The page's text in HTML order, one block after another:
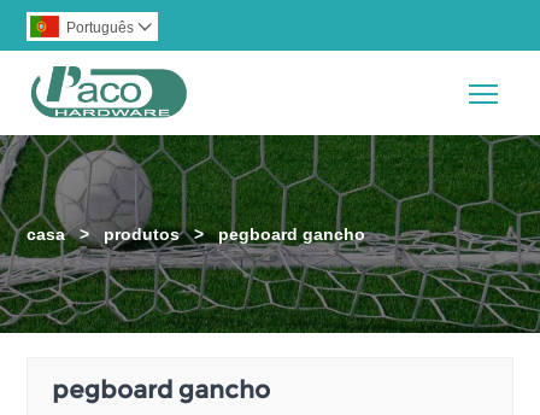
Português 
casa > produtos > pegboard gancho
pegboard gancho